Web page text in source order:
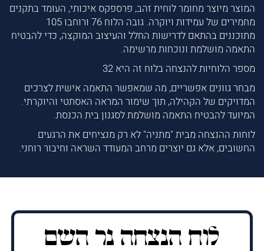
המוצר מיוצר מחומר לוחית זהב, פרספקס איכותי, העומד בתקנים
מחמירים של עמידות ויוקרה. גובה הלוח 76 ורוחבו 105
מתוכננים בהתאם לדרישות החלל והעיצוב המוקצה, כדי להבטיח
התאמה מושלמת ונוכחות מרשימה.
מספר הלוחיות להנצחה בלוח זה היא 32
מבחר גוונים אפשריים, מה שמאפשר התאמה אישית לצרכים
המדויקים של הקהילה, תוך שימור המראה האסתטי והיוקרתי.
המיועד להבטיח התאמה מושלמת לסגנון בית הכנסת.
לוחות ההנצחה מבית "מתניה" לא רק מנציחים את הרגעים
החשובים, אלא גם יוצרים מרחב המעודד השראה וחיבור רוחני.
לוח הנצחה נר השם